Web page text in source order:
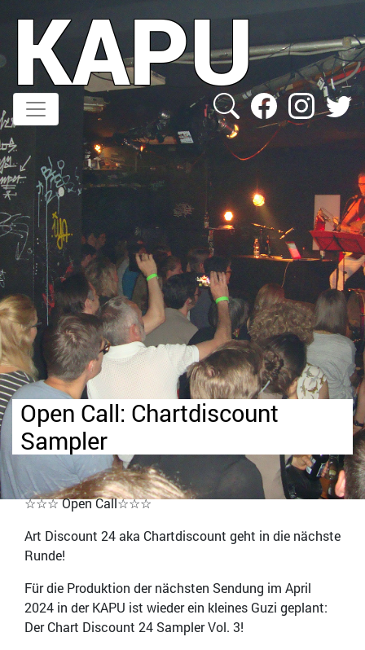
Inhalt
KAPU
Open Call: Chartdiscount
Sampler
☆☆☆ Open Call☆☆☆
Art Discount 24 aka Chartdiscount geht in die nächste
Runde!
Für die Produktion der nächsten Sendung im April
2024 in der KAPU ist wieder ein kleines Guzi geplant:
Der Chart Discount 24 Sampler Vol. 3!